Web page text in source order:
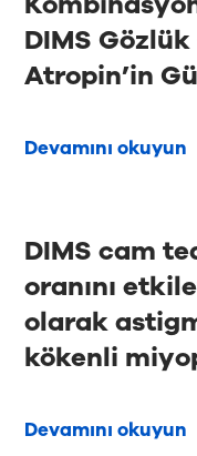
DIMS
Atropin’in
Devamını okuyun
DIMS cam
oranını
olarak
kökenli
Devamını okuyun